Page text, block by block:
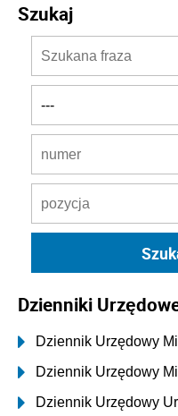
Szukaj
Dzienniki
Dziennik Urzędowy
Dziennik Urzędowy
Dziennik Urzędowy